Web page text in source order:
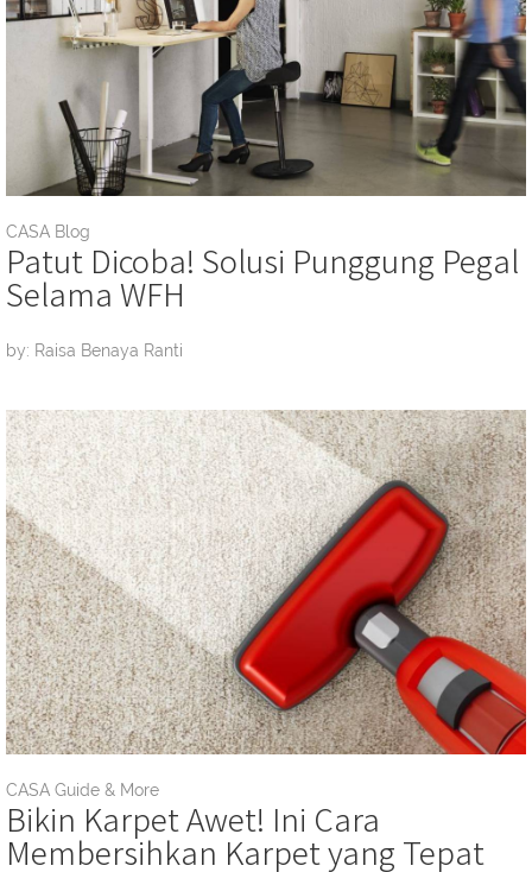
CASA Blog
Patut Dicoba! Solusi Punggung Pegal
Selama WFH
by: Raisa Benaya Ranti
CASA Guide & More
Bikin Karpet Awet! Ini Cara
Membersihkan Karpet yang Tepat